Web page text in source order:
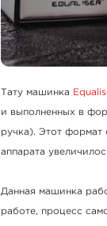
Тату машинка
и выполненных в
ручка). Этот формат
аппарата
Данная машинка
работе, процесс